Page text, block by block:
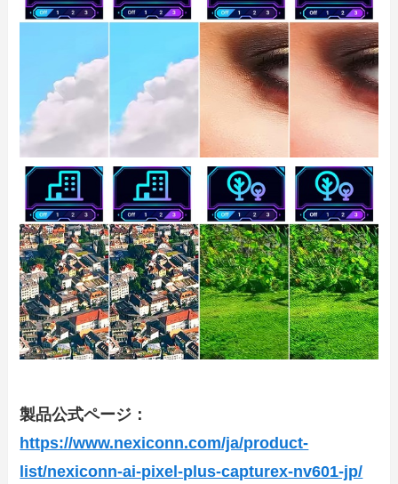
製品公式ページ：
https://www.nexiconn.com/ja/product-
list/nexiconn-ai-pixel-plus-capturex-nv601-jp/